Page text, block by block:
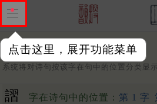
点击这里，展开功能菜单
字：
系统将对诗句按该字在句中的位置分类显示
謵 字在诗句中的位置： 第 1 字